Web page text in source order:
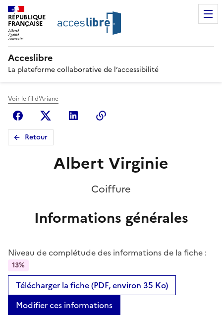
RÉPUBLIQUE
FRANÇAISE
Acceslibre
La plateforme collaborative de l’accessibilité
Voir le fil d'Ariane
FacebookX (anciennement Twitter)
Linkedin
Retour
Albert Virginie
Coiffure
Informations générales
Niveau de complétude des informations de la fiche :
13%
Télécharger la fiche (PDF, environ 35 Ko)
Modifier ces informations